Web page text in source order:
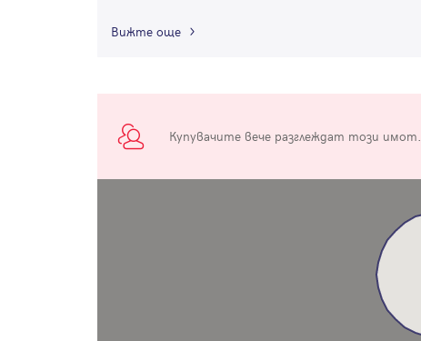
Вижте още
Купувачите вече разглеждат този имот.